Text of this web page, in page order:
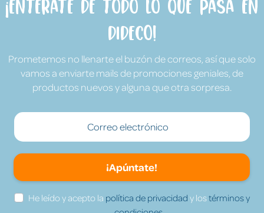
¡Entérate de todo lo que pasa en
Dideco!
Prometemos no llenarte el buzón de correos, así que solo
vamos a enviarte mails de promociones geniales, de
productos nuevos y alguna que otra sorpresa.
¡Apúntate!
He leído y acepto la política de privacidad y lostérminos y